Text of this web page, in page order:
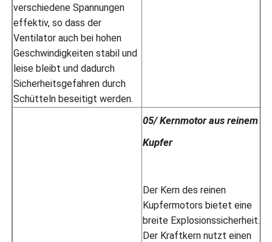
verschiedene Spannungen
effektiv, so dass der
Ventilator auch bei hohen
Geschwindigkeiten stabil und
leise bleibt und dadurch
Sicherheitsgefahren durch
Schütteln beseitigt werden.
05/ Kernmotor aus reinem
Kupfer
Der Kern des reinen
Kupfermotors bietet eine
breite Explosionssicherheit.
Der Kraftkern nutzt einen